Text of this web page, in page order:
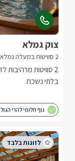
צוק גמלא
2 סוויטות במעלה גמלא ברמת הגולן
2 סוויטות
בלתי נשכח.
נוף חלומי להרי